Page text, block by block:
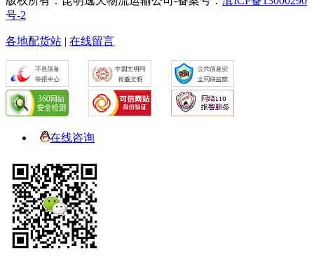
号-2
各地配货站 | 在线留言
在线咨询